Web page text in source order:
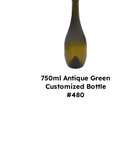
750ml Antique Green
Customized Bottle
#480